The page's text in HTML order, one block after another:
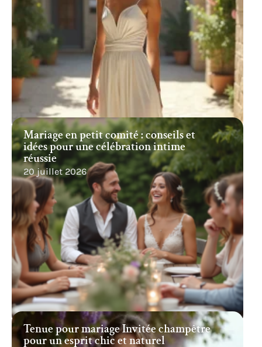
Mariage en petit comité : conseils et
idées pour une célébration intime
réussie
20 juillet 2026
Tenue pour mariage Invitée champêtre
pour un esprit chic et naturel